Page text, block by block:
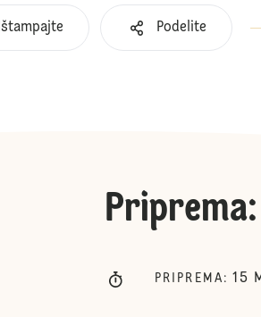
Ištampajte Podelite
Priprema:
PRIPREMA : 15